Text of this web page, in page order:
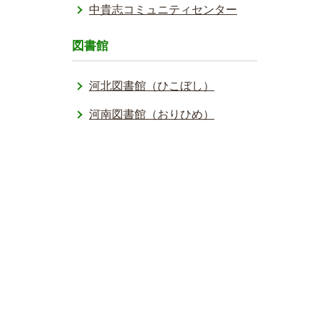
中貴志コミュニティセンター
図書館
河北図書館（ひこぼし）
河南図書館（おりひめ）